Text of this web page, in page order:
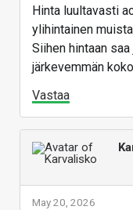
Hinta luultavasti
ylihintainen
Siihen hintaan
järkevemmän
Vastaa
May 20, 2026